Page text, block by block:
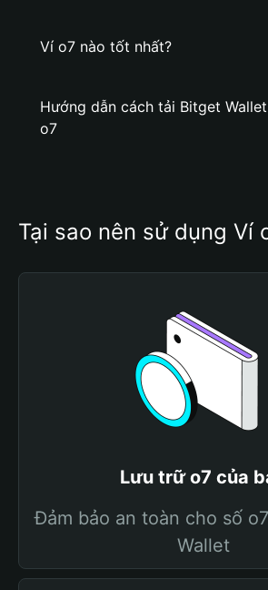
Ví o7 nào tốt nhất?
Hướng dẫn cách tải Bitget
o7
Tại sao nên sử dụng Ví
Lưu trữ o7 của
Đảm bảo an toàn cho số
Wallet